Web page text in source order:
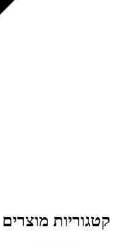
קטגוריות מוצרים